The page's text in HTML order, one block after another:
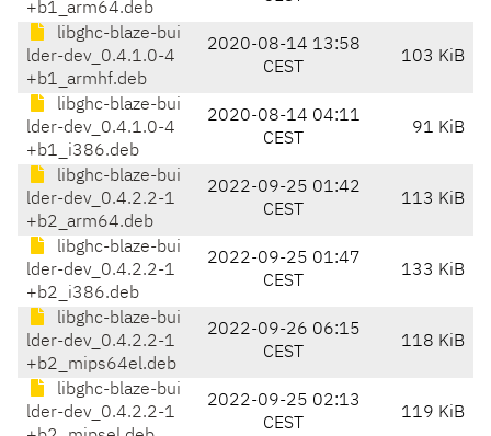
+b1_arm64.deb
libghc-blaze-bui
lder-dev_0.4.1.0-4
+b1_armhf.deb
2020-08-14 13:58
CEST
103 KiB
libghc-blaze-bui
lder-dev_0.4.1.0-4
+b1_i386.deb
2020-08-14 04:11
CEST
91 KiB
libghc-blaze-bui
lder-dev_0.4.2.2-1
+b2_arm64.deb
2022-09-25 01:42
CEST
113 KiB
libghc-blaze-bui
lder-dev_0.4.2.2-1
+b2_i386.deb
2022-09-25 01:47
CEST
133 KiB
libghc-blaze-bui
lder-dev_0.4.2.2-1
+b2_mips64el.deb
2022-09-26 06:15
CEST
118 KiB
libghc-blaze-bui
lder-dev_0.4.2.2-1
2022-09-25 02:13
CEST
119 KiB